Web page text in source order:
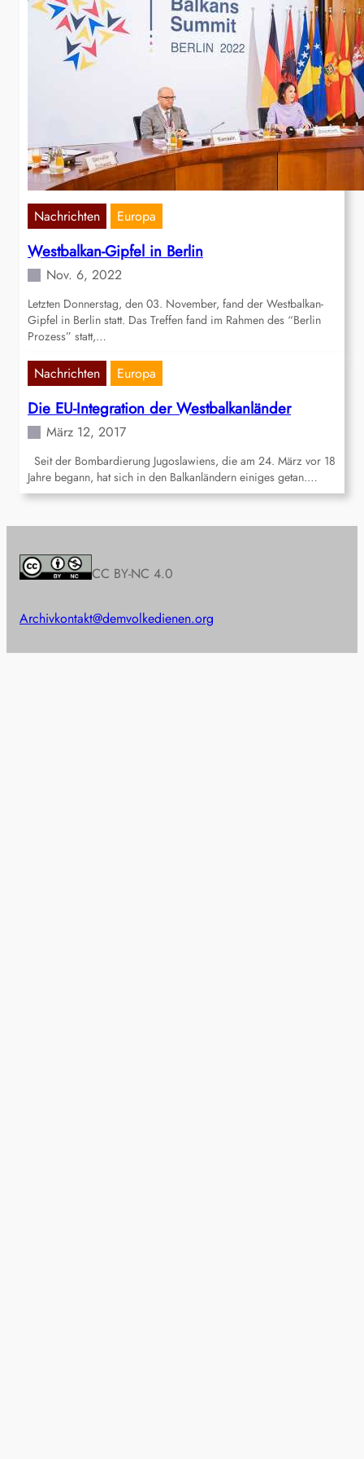
Nachrichten Europa
Westbalkan-Gipfel in Berlin
Nov. 6, 2022
Letzten Donnerstag, den 03. November, fand der Westbalkan-
Gipfel in Berlin statt. Das Treffen fand im Rahmen des “Berlin
Prozess” statt,…
Nachrichten Europa
Die EU-Integration der Westbalkanländer
März 12, 2017
Seit der Bombardierung Jugoslawiens, die am 24. März vor 18
Jahre begann, hat sich in den Balkanländern einiges getan.…
CC BY-NC 4.0
Archivkontakt@demvolkedienen.org